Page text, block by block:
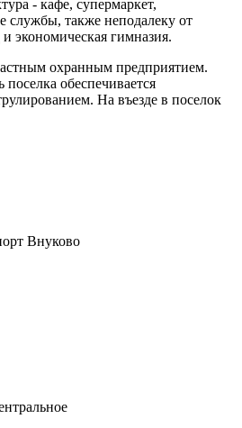
- кафе, супермаркет,
службы, также неподалеку от
и экономическая гимназия.
охранным предприятием.
поселка обеспечивается
На въезде в поселок
Внуково